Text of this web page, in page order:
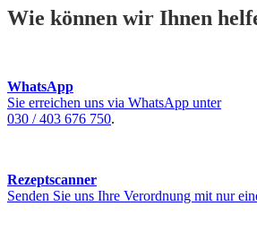
Wie können wir Ihnen
WhatsApp
Sie erreichen uns via WhatsApp unter
030 / 403 676 750.
Rezeptscanner
Senden Sie uns Ihre Verordnung mit nur